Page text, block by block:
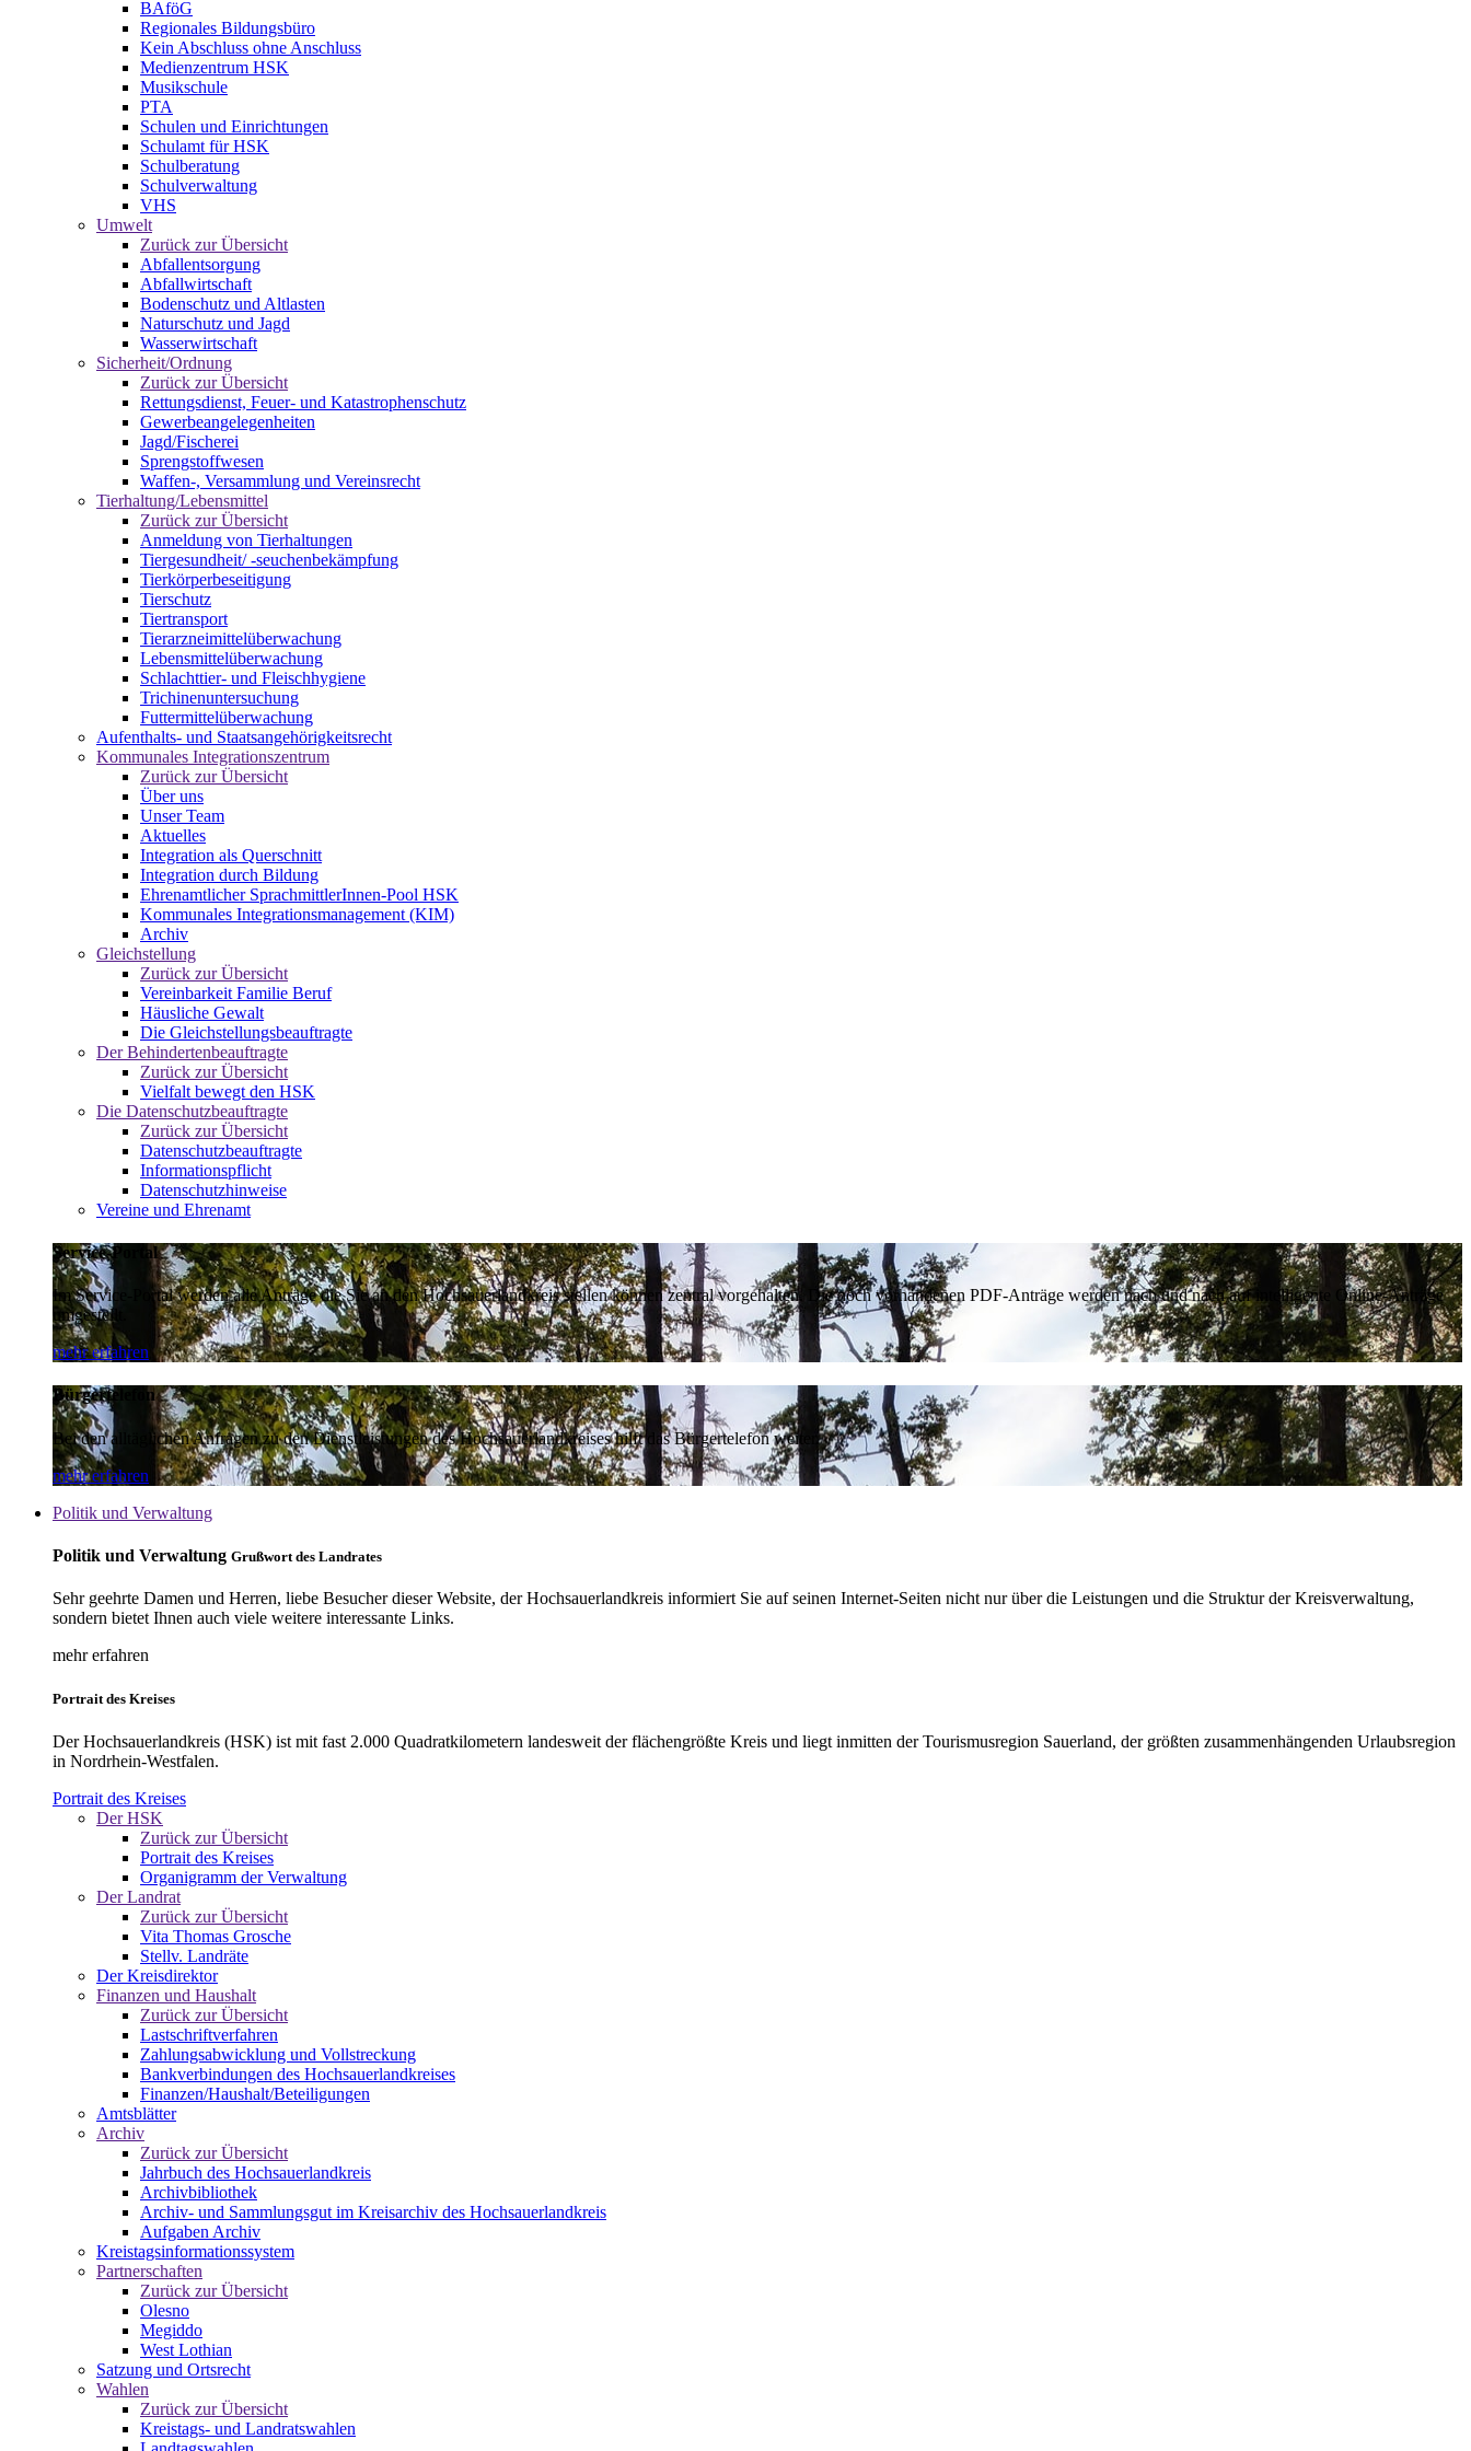
BAföG
Regionales Bildungsbüro
Kein Abschluss ohne Anschluss
Medienzentrum HSK
Musikschule
PTA
Schulen und Einrichtungen
Schulamt für HSK
Schulberatung
Schulverwaltung
VHS
Umwelt
Zurück zur Übersicht
Abfallentsorgung
Abfallwirtschaft
Bodenschutz und Altlasten
Naturschutz und Jagd
Wasserwirtschaft
Sicherheit/Ordnung
Zurück zur Übersicht
Rettungsdienst, Feuer- und Katastrophenschutz
Gewerbeangelegenheiten
Jagd/Fischerei
Sprengstoffwesen
Waffen-, Versammlung und Vereinsrecht
Tierhaltung/Lebensmittel
Zurück zur Übersicht
Anmeldung von Tierhaltungen
Tiergesundheit/ -seuchenbekämpfung
Tierkörperbeseitigung
Tierschutz
Tiertransport
Tierarzneimittelüberwachung
Lebensmittelüberwachung
Schlachttier- und Fleischhygiene
Trichinenuntersuchung
Futtermittelüberwachung
Aufenthalts- und Staatsangehörigkeitsrecht
Kommunales Integrationszentrum
Zurück zur Übersicht
Über uns
Unser Team
Aktuelles
Integration als Querschnitt
Integration durch Bildung
Ehrenamtlicher SprachmittlerInnen-Pool HSK
Kommunales Integrationsmanagement (KIM)
Archiv
Gleichstellung
Zurück zur Übersicht
Vereinbarkeit Familie Beruf
Häusliche Gewalt
Die Gleichstellungsbeauftragte
Der Behindertenbeauftragte
Zurück zur Übersicht
Vielfalt bewegt den HSK
Die Datenschutzbeauftragte
Zurück zur Übersicht
Datenschutzbeauftragte
Informationspflicht
Datenschutzhinweise
Vereine und Ehrenamt
Service-Portal
Im Service-Portal werden alle Anträge die Sie an den Hochsauerlandkreis stellen können zentral vorgehalten. Die noch vorhandenen PDF-Anträge werden nach und nach auf intelligente Online-Anträge
umgestellt.
mehr erfahren
Bürgertelefon
Bei den alltäglichen Anfragen zu den Dienstleistungen des Hochsauerlandkreises hilft das Bürgertelefon weiter.
mehr erfahren
Politik und Verwaltung
Politik und Verwaltung Grußwort des Landrates
Sehr geehrte Damen und Herren, liebe Besucher dieser Website, der Hochsauerlandkreis informiert Sie auf seinen Internet-Seiten nicht nur über die Leistungen und die Struktur der Kreisverwaltung,
sondern bietet Ihnen auch viele weitere interessante Links.
mehr erfahren
Portrait des Kreises
Der Hochsauerlandkreis (HSK) ist mit fast 2.000 Quadratkilometern landesweit der flächengrößte Kreis und liegt inmitten der Tourismusregion Sauerland, der größten zusammenhängenden Urlaubsregion
in Nordrhein-Westfalen.
Portrait des Kreises
Der HSK
Zurück zur Übersicht
Portrait des Kreises
Organigramm der Verwaltung
Der Landrat
Zurück zur Übersicht
Vita Thomas Grosche
Stellv. Landräte
Der Kreisdirektor
Finanzen und Haushalt
Zurück zur Übersicht
Lastschriftverfahren
Zahlungsabwicklung und Vollstreckung
Bankverbindungen des Hochsauerlandkreises
Finanzen/Haushalt/Beteiligungen
Amtsblätter
Archiv
Zurück zur Übersicht
Jahrbuch des Hochsauerlandkreis
Archivbibliothek
Archiv- und Sammlungsgut im Kreisarchiv des Hochsauerlandkreis
Aufgaben Archiv
Kreistagsinformationssystem
Partnerschaften
Zurück zur Übersicht
Olesno
Megiddo
West Lothian
Satzung und Ortsrecht
Wahlen
Zurück zur Übersicht
Kreistags- und Landratswahlen